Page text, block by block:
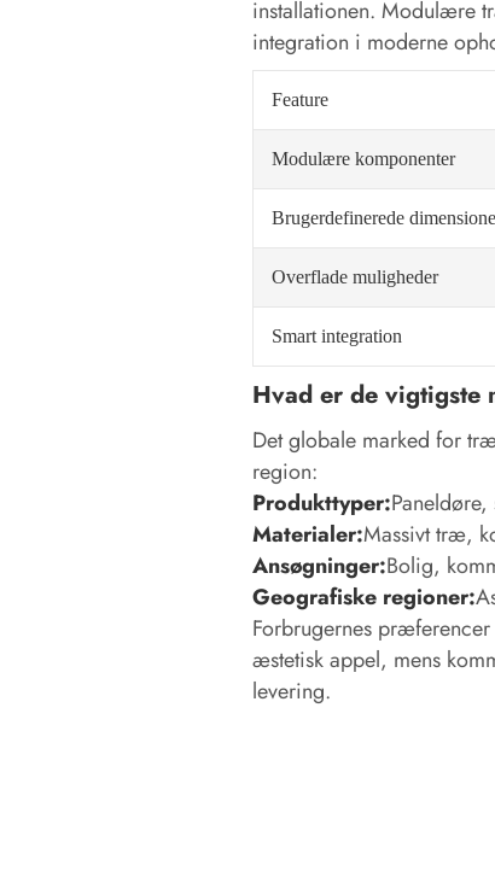
installationen. Modulære
integration i moderne
Feature
Modulære komponenter
Brugerdefinerede
Overflade muligheder
Smart integration
Hvad er de vigtigste
Det globale marked for
region:
Produkttyper:
Materialer:Massivt træ,
Ansøgninger:Bolig,
Geografiske regioner:
Forbrugernes
æstetisk appel, mens
levering.